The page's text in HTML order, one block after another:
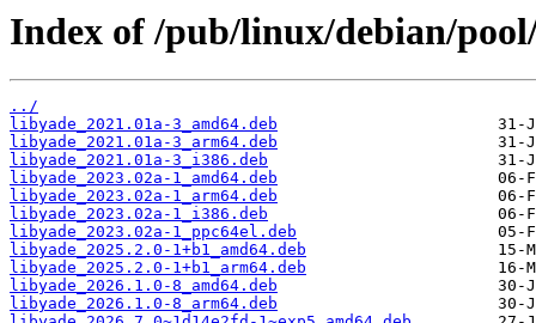
Index of /pub/linux/debian/
../
libyade_2021.01a-3_amd64.deb
libyade_2021.01a-3_arm64.deb
libyade_2021.01a-3_i386.deb
libyade_2023.02a-1_amd64.deb
libyade_2023.02a-1_arm64.deb
libyade_2023.02a-1_i386.deb
libyade_2023.02a-1_ppc64el.deb
libyade_2025.2.0-1+b1_amd64.deb
libyade_2025.2.0-1+b1_arm64.deb
libyade_2026.1.0-8_amd64.deb
libyade_2026.1.0-8_arm64.deb